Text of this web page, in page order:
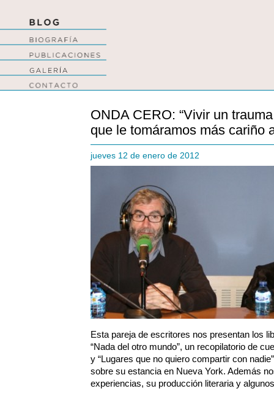
ONDA CERO: “Vivir un
que le tomáramos más cariño
jueves 12 de enero de 2012
Esta pareja de escritores nos presentan los
“Nada del otro mundo”, un recopilatorio de
y “Lugares que no quiero compartir con
sobre su estancia en Nueva York. Además
experiencias, su producción literaria y